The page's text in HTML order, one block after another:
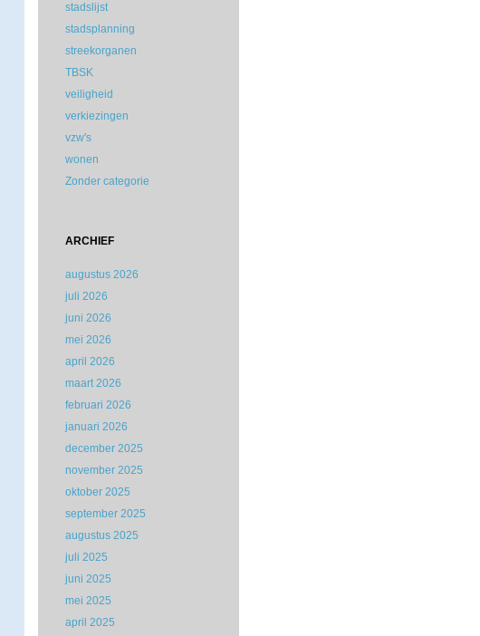
stadslijst
stadsplanning
streekorganen
TBSK
veiligheid
verkiezingen
vzw's
wonen
Zonder categorie
ARCHIEF
augustus 2026
juli 2026
juni 2026
mei 2026
april 2026
maart 2026
februari 2026
januari 2026
december 2025
november 2025
oktober 2025
september 2025
augustus 2025
juli 2025
juni 2025
mei 2025
april 2025